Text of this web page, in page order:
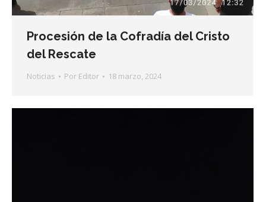
Procesión de la Cofradía del Cristo
del Rescate
Noticias Por Editor 18 marzo, 2024